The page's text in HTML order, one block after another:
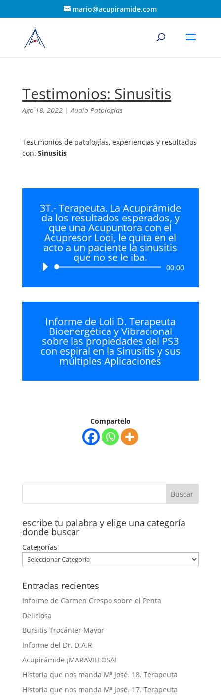
mario@acupiramide.com
Testimonios: Sinusitis
Ago 18, 2022|Audio Patologías
Testimonios de patologías, experiencias y resultados
con: Sinusitis
3T.- Terapeuta. La Acupirámide
da los resultados esperados, y
que una Acupuntora con el
Acupresor Loqi, le quita en el
acto a un paciente la sinusitis
que no se le iba.
Reproductor
audio
00:00
Informe de Loli D. Terapeuta
Bioenergética y Vibracional
sobre las propiedades del PS3
con espiral en la Sinusitis y sus
múltiples Aplicaciones
Compartelo
escribe tu palabra y elige una categoría
donde buscar
Categorías
Entradas recientes
Informe de Carmen Crespo sobre el Penta
Deliciosa
Bursitis Trocánter Mayor
Informe del Dr. D.A.R
Acupirámide ¡MARAVILLOSA!
Historia que nos manda Mª José. 18. Terapeuta
Historia que nos manda Mª José. 17. Terapeuta